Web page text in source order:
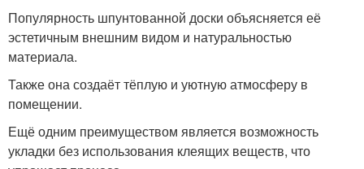
Популярность шпунтованной доски объясняется её
эстетичным внешним видом и натуральностью
материала.
Также она создаёт тёплую и уютную атмосферу в
помещении.
Ещё одним преимуществом является возможность
укладки без использования клеящих веществ, что